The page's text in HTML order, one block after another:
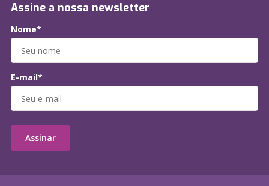
Assine a nossa newsletter
Nome*
E-mail*
Assinar